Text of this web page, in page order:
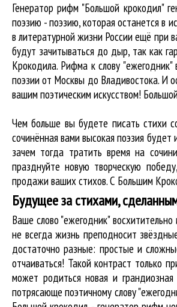
Генератор рифм "Большой крокодил"
поэзию - поэзию, которая останется в
в литературной жизни России ещё при
будут зачитываться до дыр, так как
Крокодила. Рифма к слову "ежегодник"
поэзии от Москвы до Владивостока. И
вашим поэтическим искусством!
Чем больше вы будете писать стихи
сочинённая вами высокая поэзия
зачем тогда тратить время на
празднуйте новую творческую
продажи ваших стихов. С Большим
Будущее за стихами,
Ваше слово "ежегодник"
не всегда жизнь преподносит
достаточно разные: простые и
отчаиваться! Такой контраст только
может родиться новая и
потрясающе поэтичному слову